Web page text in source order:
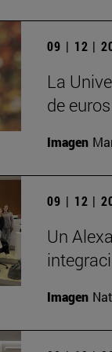
09 | 12 |
La
de
Imagen
09 | 12 |
Un
Imagen